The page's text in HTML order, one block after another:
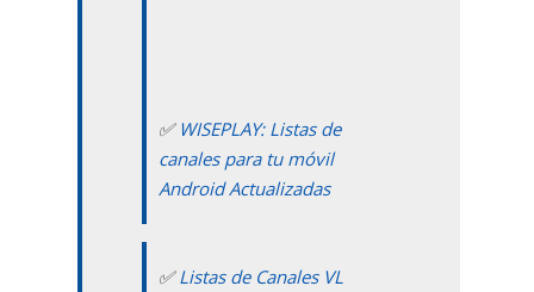
✅ WISEPLAY: Listas de
canales para tu móvil
Android Actualizadas
✅Listas de Canales VL